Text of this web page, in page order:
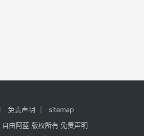
免责声明
sitemap
自由阿蓝 版权所有 免责声明